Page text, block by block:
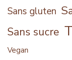
Sans gluten
Sans sucre
Vegan